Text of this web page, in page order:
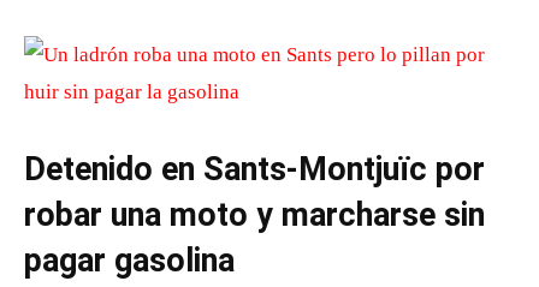
Detenido en Sants-Montjuïc por
robar una moto y marcharse sin
pagar gasolina